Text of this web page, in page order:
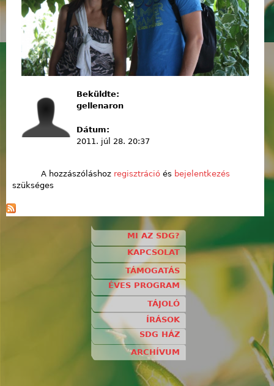
Beküldte:
gellenaron
Dátum:
2011. júl 28. 20:37
A hozzászóláshoz regisztrációés bejelentkezés
szükséges
MI AZ SDG?
KAPCSOLAT
TÁMOGATÁS
ÉVES PROGRAM
TÁJOLÓ
ÍRÁSOK
SDG HÁZ
ARCHÍVUM